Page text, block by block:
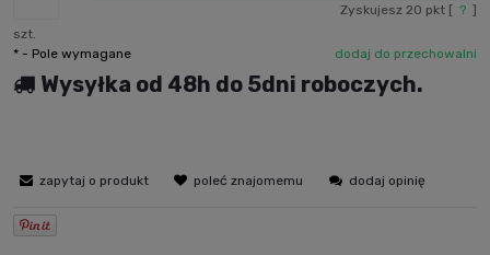
szt.
Zyskujesz 20 pkt [ ? ]
dodaj do przechowalni
* - Pole wymagane
Wysyłka od 48h do 5dni roboczych.
zapytaj o produkt poleć znajomemu dodaj opinię